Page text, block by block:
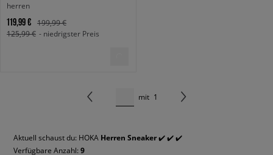
herren
119,99 €
199,99 €
125,99 € - niedrigster Preis
mit 1
Aktuell schaust du: HOKA Herren Sneaker✔️ ✔️ ✔️
Verfügbare Anzahl: 9